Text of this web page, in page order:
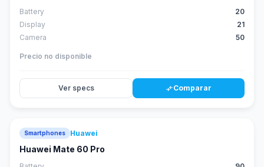
Battery
20
Display
21
Camera
50
Precio no disponible
Ver specs compare_arrowsComparar
Smartphones Huawei
Huawei Mate 60 Pro